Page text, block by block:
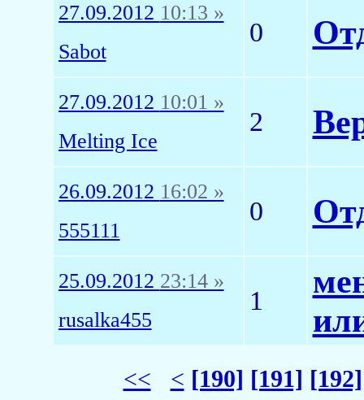
27.09.2012 10:13 »
Sabot
0
27.09.2012 10:01 »
Melting Ice
2
26.09.2012 16:02 »
555111
0
25.09.2012 23:14 »
rusalka455
1
<< < [190] [191] [192]